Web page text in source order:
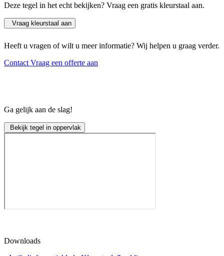
Deze tegel in het echt bekijken? Vraag een gratis kleurstaal aan.
Vraag kleurstaal aan
Heeft u vragen of wilt u meer informatie? Wij helpen u graag verder.
Contact Vraag een offerte aan
Ga gelijk aan de slag!
Bekijk tegel in oppervlak
Downloads